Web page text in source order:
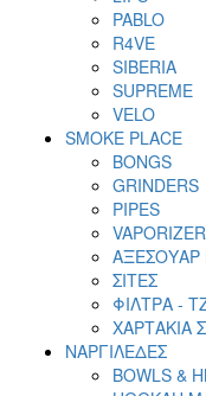
PABLO
R4VE
SIBERIA
SUPREME
VELO
SMOKE PLACE
BONGS
GRINDERS
PIPES
ΑΞΕΣΟΥΑΡ
ΣΙΤΕΣ
ΦΙΛΤΡΑ -
ΧΑΡΤΑΚΙΑ
ΝΑΡΓΙΛΕΔΕΣ
BOWLS &